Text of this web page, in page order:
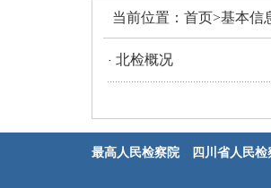
当前位置： 首页>基本信
· 北检概况
最高人民检察院 四川省人民检